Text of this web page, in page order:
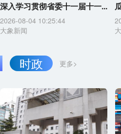
深入学习贯彻省委十一届十一...
2026-08-04 10:25:44
大象新闻
更多>
时政